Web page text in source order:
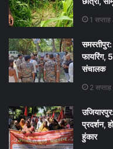
1
फायरिंग,
संचालक
2
प्रदर्शन,
हुंकार